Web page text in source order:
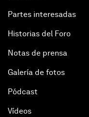
Partes interesadas
Historias del Foro
Notas de prensa
Galería de fotos
Pódcast
Vídeos